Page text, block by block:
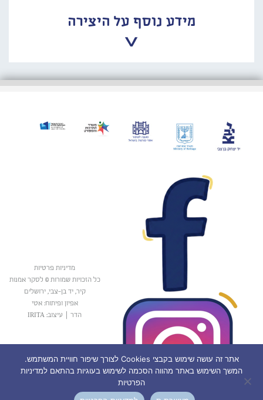
מידע נוסף על היצירה
מדיניות פרטיות
כל הזכויות שמורות © לסקר אמנות
קיר, יד בן-צבי, ירושלים
אפיון ופיתוח: אטי
הדר
עיצוב: IRITA
אתר זה עושה שימוש בקבצי Cookies לצורך שיפור חוויית המשתמש.
המשך השימוש באתר מהווה הסכמה לשימוש בעוגיות בהתאם למדיניות
הפרטיות